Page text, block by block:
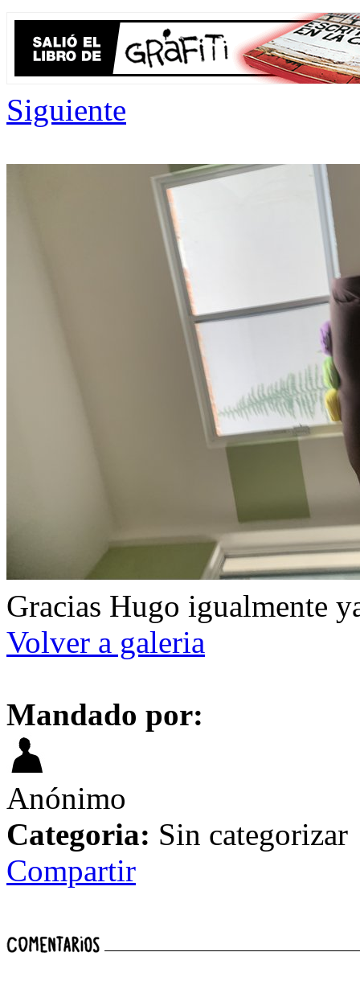
Siguiente
Gracias Hugo igualmente
Volver a galeria
Mandado por:
Anónimo
Categoria: Sin categorizar
Compartir